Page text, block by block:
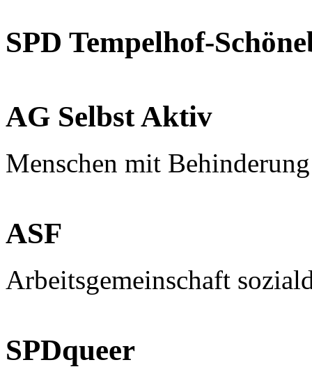
SPD Tempelhof-
AG Selbst Aktiv
Menschen mit
ASF
Arbeitsgemeinschaft
SPDqueer